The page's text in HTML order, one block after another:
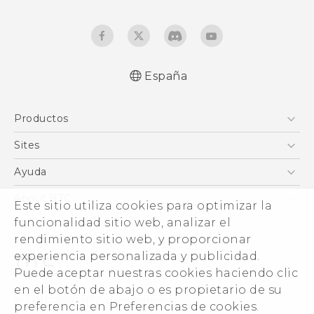
Este sitio utiliza cookies para optimizar la
funcionalidad sitio web, analizar el
rendimiento sitio web, y proporcionar
experiencia personalizada y publicidad.
Puede aceptar nuestras cookies haciendo clic
en el botón de abajo o es propietario de su
preferencia en Preferencias de cookies.
España
Productos
Smartphones
VIVE
Accesorios
Sites
HTC Vive
Inicio
Ayuda
eCommerce Support
About HTC
ESG
Información corporativa
Inversores (inglés)
Cookie Preferences
Trabaja con nosotros
© 2011-2026 HTC Corporation